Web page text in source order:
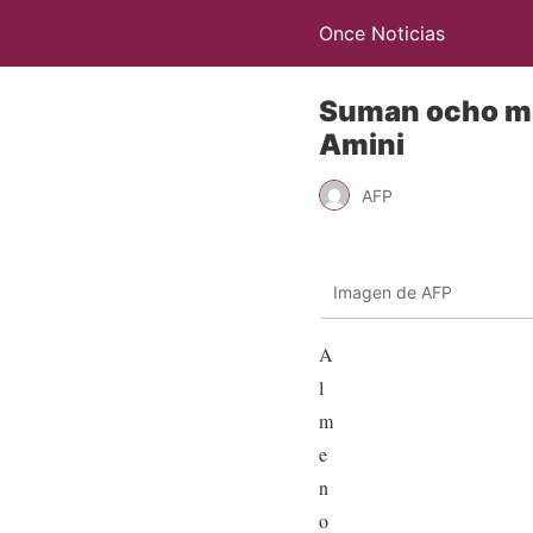
Once Noticias
Suman ocho
Amini
AFP
Imagen de AFP
A
l
m
e
n
o